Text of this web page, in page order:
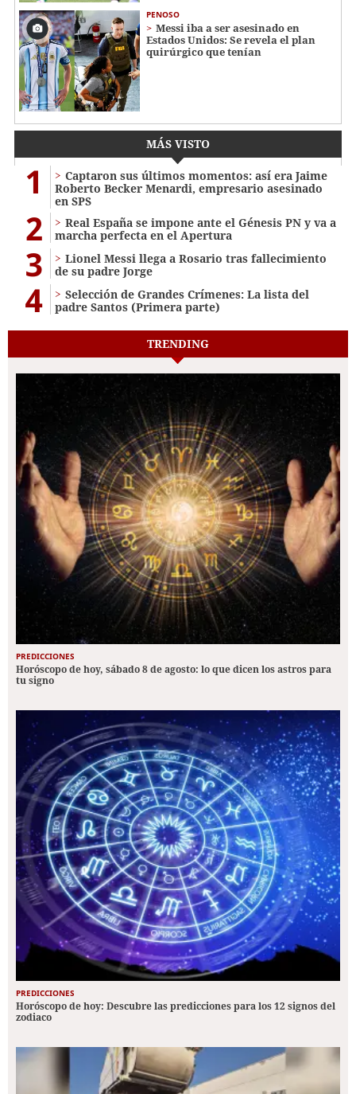
PENOSO
Messi iba a ser asesinado en
Estados Unidos: Se revela el plan
quirúrgico que tenían
MÁS VISTO
1
Captaron sus últimos momentos: así era Jaime
Roberto Becker Menardi​​​, empresario asesinado
en SPS
2
Real España se impone ante el Génesis PN y va a
marcha perfecta en el Apertura
3
Lionel Messi llega a Rosario tras fallecimiento
de su padre Jorge
4
Selección de Grandes Crímenes: La lista del
padre Santos (Primera parte)
TRENDING
PREDICCIONES
Horóscopo de hoy, sábado 8 de agosto: lo que dicen los astros para
tu signo
PREDICCIONES
Horóscopo de hoy: Descubre las predicciones para los 12 signos del
zodiaco